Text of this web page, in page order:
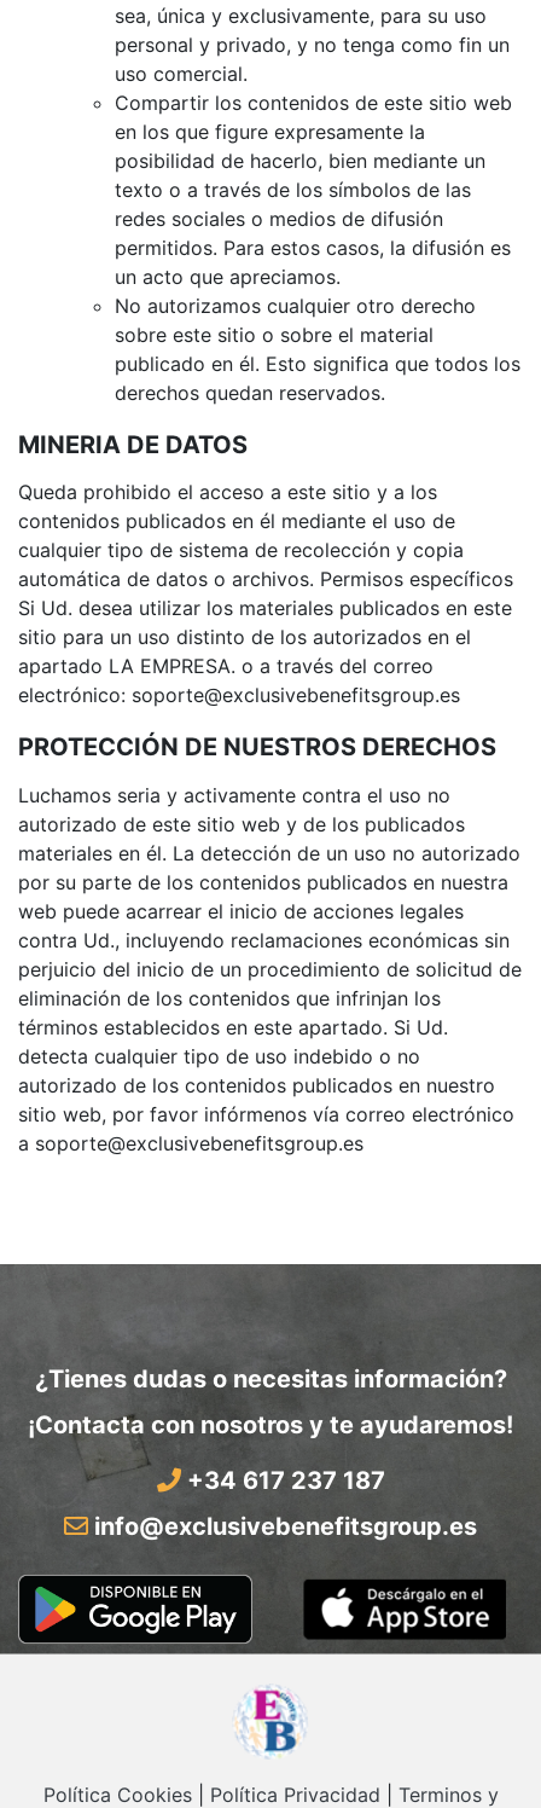
sea, única y exclusivamente, para su uso
personal y privado, y no tenga como fin un
uso comercial.
Compartir los contenidos de este sitio web
en los que figure expresamente la
posibilidad de hacerlo, bien mediante un
texto o a través de los símbolos de las
redes sociales o medios de difusión
permitidos. Para estos casos, la difusión es
un acto que apreciamos.
No autorizamos cualquier otro derecho
sobre este sitio o sobre el material
publicado en él. Esto significa que todos los
derechos quedan reservados.
MINERIA DE DATOS
Queda prohibido el acceso a este sitio y a los
contenidos publicados en él mediante el uso de
cualquier tipo de sistema de recolección y copia
automática de datos o archivos. Permisos específicos
Si Ud. desea utilizar los materiales publicados en este
sitio para un uso distinto de los autorizados en el
apartado LA EMPRESA. o a través del correo
electrónico: soporte@exclusivebenefitsgroup.es
PROTECCIÓN DE NUESTROS DERECHOS
Luchamos seria y activamente contra el uso no
autorizado de este sitio web y de los publicados
materiales en él. La detección de un uso no autorizado
por su parte de los contenidos publicados en nuestra
web puede acarrear el inicio de acciones legales
contra Ud., incluyendo reclamaciones económicas sin
perjuicio del inicio de un procedimiento de solicitud de
eliminación de los contenidos que infrinjan los
términos establecidos en este apartado. Si Ud.
detecta cualquier tipo de uso indebido o no
autorizado de los contenidos publicados en nuestro
sitio web, por favor infórmenos vía correo electrónico
a soporte@exclusivebenefitsgroup.es
¿Tienes dudas o necesitas información?
¡Contacta con nosotros y te ayudaremos!
+34 617 237 187
info@exclusivebenefitsgroup.es
Política Cookies| Política Privacidad Terminos y